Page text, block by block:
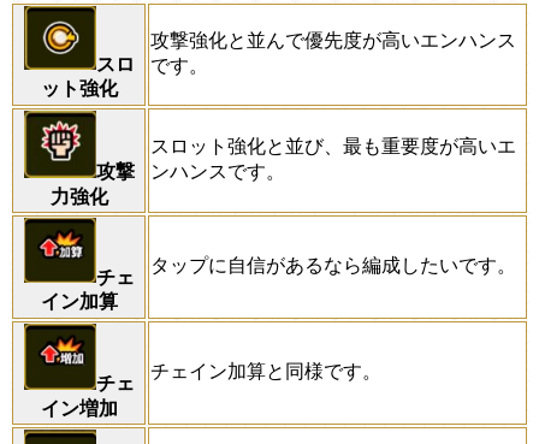
スロ
ット強化
攻撃強化と並んで優先度が高いエンハンス
です。
攻撃
力強化
スロット強化と並び、最も重要度が高いエ
ンハンスです。
チェ
イン加算
タップに自信があるなら編成したいです。
チェ
イン増加
チェイン加算と同様です。